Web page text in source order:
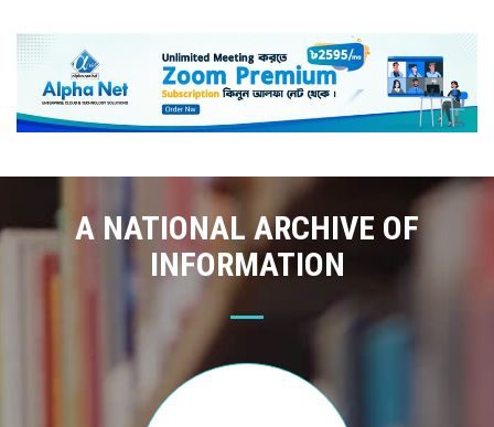
A NATIONAL ARCHIVE OF
INFORMATION